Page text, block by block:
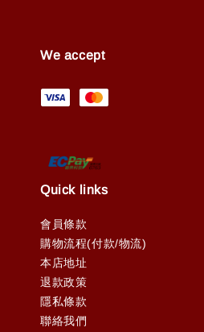
We accept
Quick links
會員條款
購物流程(付款/物流)
本店地址
退款政策
隱私條款
聯絡我們